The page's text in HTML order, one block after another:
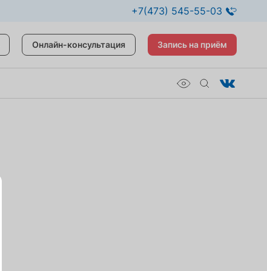
+7(473) 545-55-03
Онлайн-консультация Запись на приём